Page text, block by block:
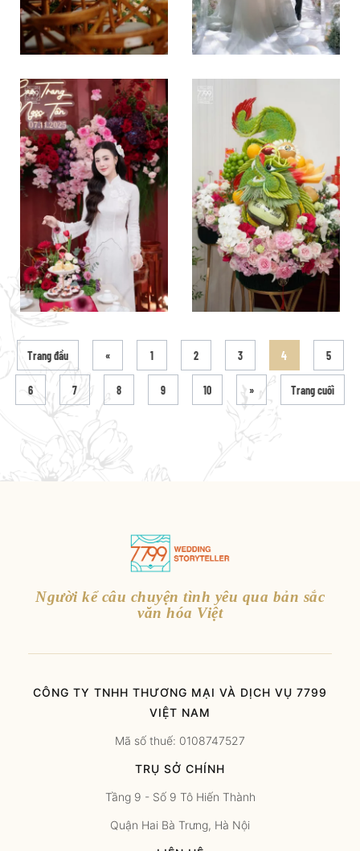
Trang đầu « 1 2 3 4 5
6 7 8 9 10 » Trang cuối
Người kể câu chuyện tình yêu qua bản sắc
văn hóa Việt
CÔNG TY TNHH THƯƠNG MẠI VÀ DỊCH VỤ 7799
VIỆT NAM
Mã số thuế: 0108747527
TRỤ SỞ CHÍNH
Tầng 9 - Số 9 Tô Hiến Thành
Quận Hai Bà Trưng, Hà Nội